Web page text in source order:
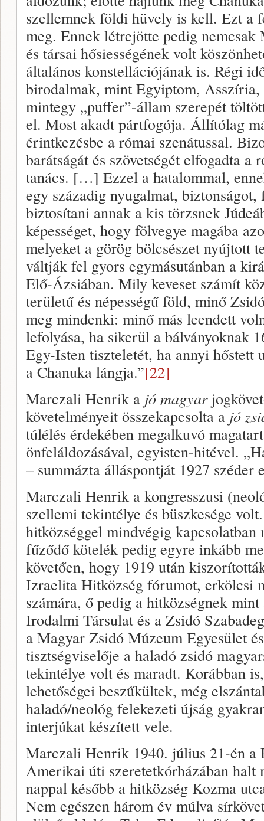
szellemnek földi hüvely is kell. Ezt a
meg. Ennek létrejötte pedig nemcsak
és társai hősiességének volt
általános konstellációjának is. Régi
birodalmak, mint Egyiptom,
mintegy „puffer”-állam szerepét
el. Most akadt pártfogója. Állítólag
érintkezésbe a római szenátussal.
barátságát és szövetségét elfogadta
tanács. […] Ezzel a hatalommal,
egy századig nyugalmat, biztonságot,
biztosítani annak a kis törzsnek
képességet, hogy fölvegye magába
melyeket a görög bölcsészet nyújtott
váltják fel gyors egymásutánban a
Elő-Ázsiában. Mily keveset számít
területű és népességű föld, minő
meg mindenki: minő más leendett
lefolyása, ha sikerül a bálványoknak
Egy-Isten tiszteletét, ha annyi hőstett
a Chanuka lángja.”[22]
Marczali Henrik a jó magyar
követelményeit összekapcsolta a jó
túlélés érdekében megalkuvó
önfeláldozásával, egyisten-hitével.
– summázta álláspontját 1927 széder
Marczali Henrik a kongresszusi
szellemi tekintélye és büszkesége
hitközséggel mindvégig kapcsolatban
fűződő kötelék pedig egyre inkább
követően, hogy 1919 után
Izraelita Hitközség fórumot, erkölcsi
számára, ő pedig a hitközségnek
Irodalmi Társulat és a Zsidó
a Magyar Zsidó Múzeum Egyesület
tisztségviselője a haladó zsidó
tekintélye volt és maradt. Korábban
lehetőségei beszűkültek, még
haladó/neológ felekezeti újság
interjúkat készített vele.
Marczali Henrik 1940. július 21-én a
Amerikai úti szeretetkórházában halt
nappal később a hitközség Kozma
Nem egészen három év múlva